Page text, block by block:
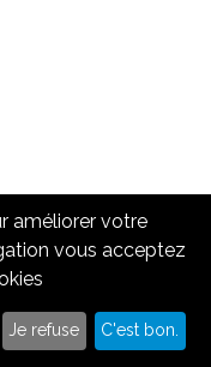
appeler
15
améliorer votre
vous acceptez
Je refuse C'est bon.